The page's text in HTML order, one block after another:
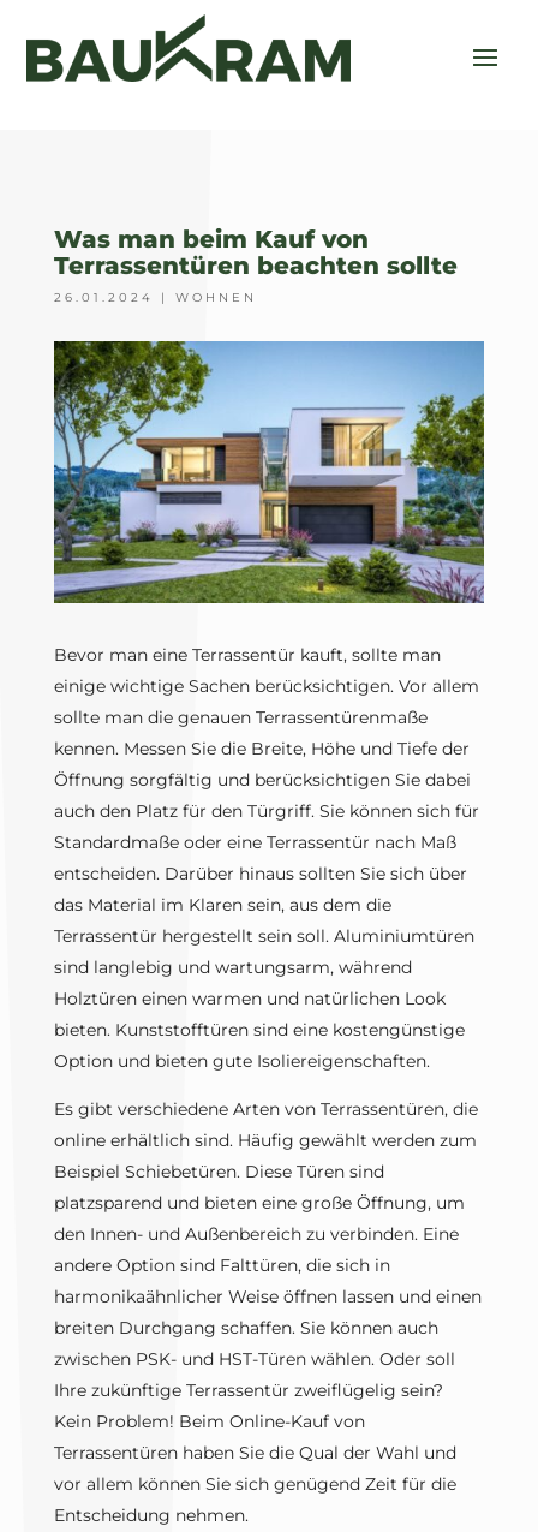
Was man beim Kauf von
Terrassentüren beachten sollte
26.01.2024 | WOHNEN
Bevor man eine Terrassentür kauft, sollte man
einige wichtige Sachen berücksichtigen. Vor allem
sollte man die genauen Terrassentürenmaße
kennen. Messen Sie die Breite, Höhe und Tiefe der
Öffnung sorgfältig und berücksichtigen Sie dabei
auch den Platz für den Türgriff. Sie können sich für
Standardmaße oder eine Terrassentür nach Maß
entscheiden. Darüber hinaus sollten Sie sich über
das Material im Klaren sein, aus dem die
Terrassentür hergestellt sein soll. Aluminiumtüren
sind langlebig und wartungsarm, während
Holztüren einen warmen und natürlichen Look
bieten. Kunststofftüren sind eine kostengünstige
Option und bieten gute Isoliereigenschaften.
Es gibt verschiedene Arten von Terrassentüren, die
online erhältlich sind. Häufig gewählt werden zum
Beispiel Schiebetüren. Diese Türen sind
platzsparend und bieten eine große Öffnung, um
den Innen- und Außenbereich zu verbinden. Eine
andere Option sind Falttüren, die sich in
harmonikaähnlicher Weise öffnen lassen und einen
breiten Durchgang schaffen. Sie können auch
zwischen PSK- und HST-Türen wählen. Oder soll
Ihre zukünftige Terrassentür zweiflügelig sein?
Kein Problem! Beim Online-Kauf von
Terrassentüren haben Sie die Qual der Wahl und
vor allem können Sie sich genügend Zeit für die
Entscheidung nehmen.